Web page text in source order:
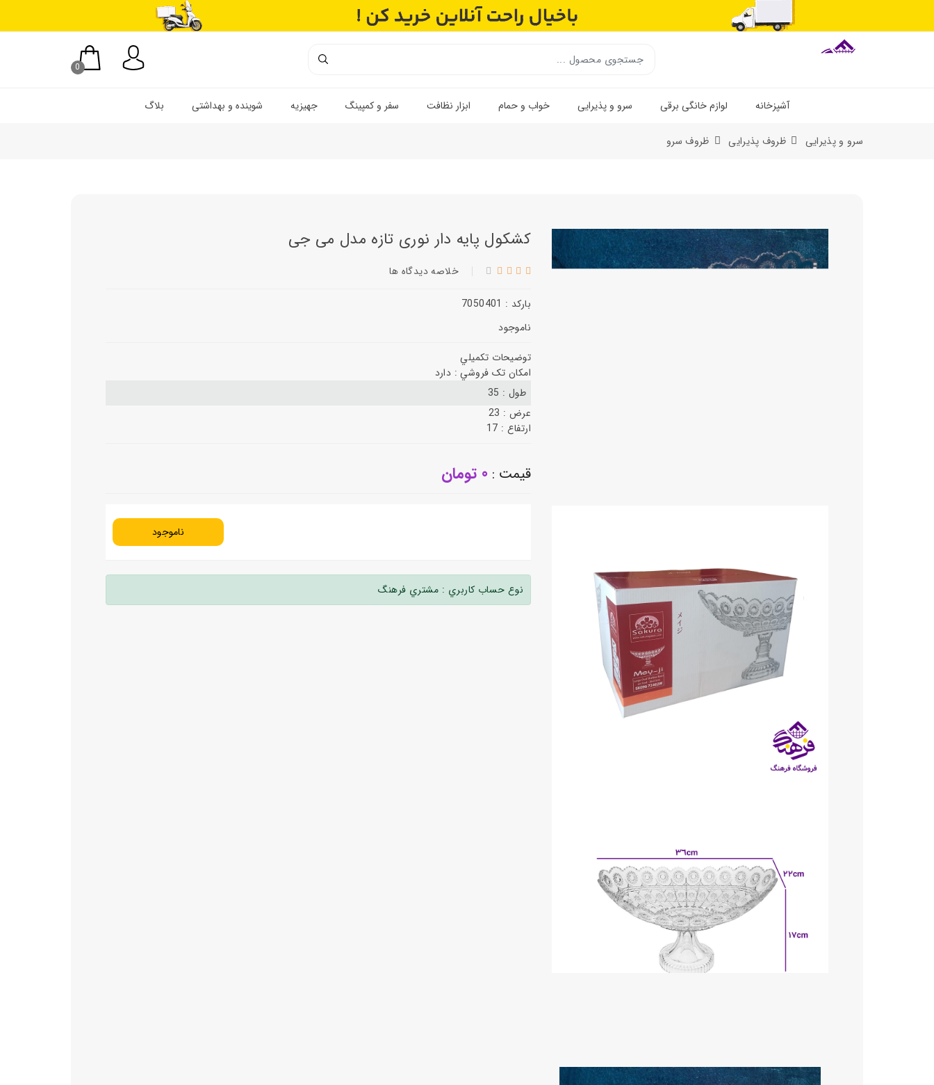
0
آشپزخانه لوازم خانگی برقی سرو و پذیرایی خواب و حمام ابزار نظافت سفر و کمپینگ جهیزیه شوینده و بهداشتی بلاگ
سرو و پذیرایی ظروف پذیرایی ظروف سرو
کشکول پایه دار نوری تازه مدل می جی
خلاصه ديدگاه ها
بارکد : 7050401
ناموجود
توضيحات تکميلي
امکان تک فروشي : دارد
طول :
عرض :
ارتفاع :
قيمت : 0 تومان
ناموجود
نوع حساب کاربري : مشتري فرهنگ